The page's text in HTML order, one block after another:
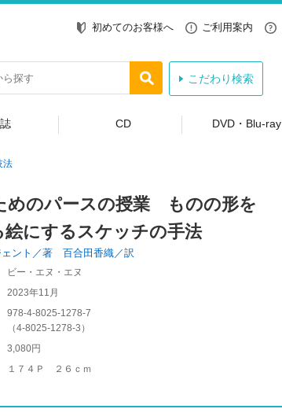
初めてのお客様へ ご利用案内
こだわり検索
CD DVD・Blu-ray
法
めのパースの授業 ものの形を
絵にするスケッチの手法
ェント／著 百合田香織／訳
ビー・エヌ・エヌ
2023年11月
978-4-8025-1278-7
（4-8025-1278-3 ）
3,080円
１７４Ｐ ２６ｃｍ